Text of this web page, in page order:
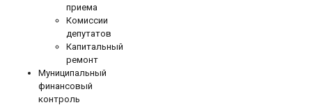
приема
Комиссии
депутатов
Капитальный
ремонт
Муниципальный
финансовый
контроль